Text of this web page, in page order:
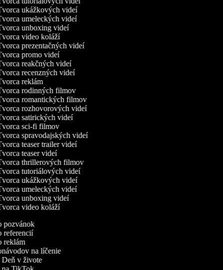
ukážkových videí
umeleckých videí
unboxing videí
video koláží
prezentačných videí
promo videí
reakčných videí
recenzných videí
reklám
rodinných filmov
romantických filmov
rozhovorových videí
satirických videí
sci-fi filmov
spravodajských videí
teaser trailer videí
teaser videí
thrillerových filmov
tutoriálových videí
ukážkových videí
umeleckých videí
unboxing videí
video koláží
pozvánok
referencií
reklám
na líčenie
Deň v živote